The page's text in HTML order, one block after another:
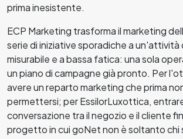
prima inesistente.
ECP Marketing trasforma il marketing
serie di iniziative sporadiche a un'attività
misurabile e a bassa fatica: una sola
un piano di campagne già pronto. Per
avere un reparto marketing che prima
permettersi; per EssilorLuxottica,
conversazione tra il negozio e il cliente
progetto in cui goNet non è soltanto chi